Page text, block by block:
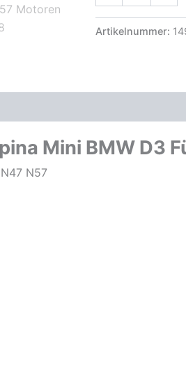
FILTER
BMW
Toyota
BMW
N47
Artikelnummer:
Mini BMW D3
N57